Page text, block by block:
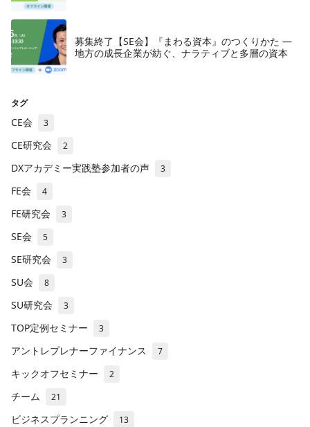
募集終了【SE会】『まわる資本』のつくりかた —
地方の成長企業が紡ぐ、ナラティブと多層の資本
タグ
CE会 3
CE研究会 2
DXアカデミー実践塾参加者の声 3
FE会 4
FE研究会 3
SE会 5
SE研究会 3
SU会 8
SU研究会 3
TOP定例セミナー 3
アントレプレナーファイナンス 7
キックオフセミナー 2
チーム 21
ビジネスプランニング 13